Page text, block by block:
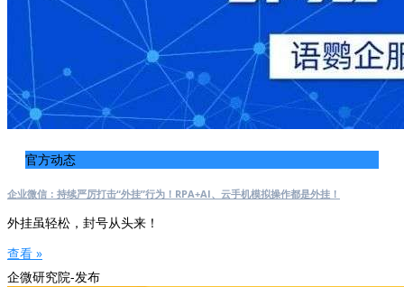
官方动态
企业微信：持续严厉打击“外挂”行为！RPA+AI、云手机模拟操作都是外挂！
外挂虽轻松，封号从头来！
查看 »
企微研究院-发布